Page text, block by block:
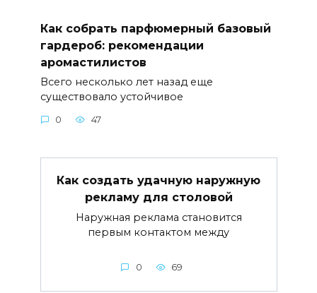
Как собрать парфюмерный базовый
гардероб: рекомендации
аромастилистов
Всего несколько лет назад еще
существовало устойчивое
0 47
Как создать удачную наружную
рекламу для столовой
Наружная реклама становится
первым контактом между
0 69